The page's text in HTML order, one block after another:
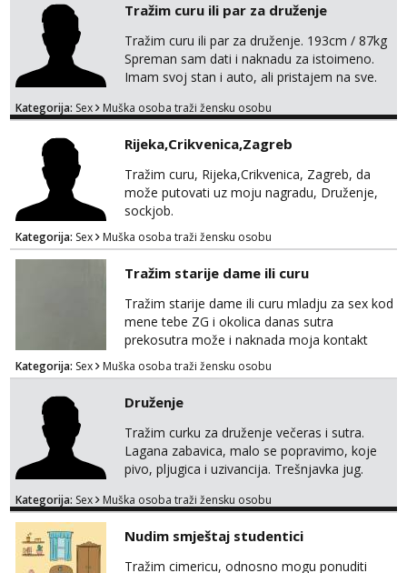
Tražim curu ili par za druženje
Tražim curu ili par za druženje. 193cm / 87kg
Spreman sam dati i naknadu za istoimeno.
Imam svoj stan i auto, ali pristajem na sve.
brojeve. Molim Vas bez ponuda istog spola.
Kategorija: Sex Muška osoba traži žensku osobu
Rijeka,Crikvenica,Zagreb
Tražim curu, Rijeka,Crikvenica, Zagreb, da
može putovati uz moju nagradu, Druženje,
sockjob.
Kategorija: Sex Muška osoba traži žensku osobu
Tražim starije dame ili curu
Tražim starije dame ili curu mladju za sex kod
mene tebe ZG i okolica danas sutra
prekosutra može i naknada moja kontakt
WhatsApp SMS poziv prednosti imaju starije
091 2504 794
Kategorija: Sex Muška osoba traži žensku osobu
Druženje
Tražim curku za druženje večeras i sutra.
Lagana zabavica, malo se popravimo, koje
pivo, pljugica i uzivancija. Trešnjavka jug.
thing of the past We're jammin' And I hope
Kategorija: Sex Muška osoba traži žensku osobu
Nudim smještaj studentici
Tražim cimericu, odnosno mogu ponuditi